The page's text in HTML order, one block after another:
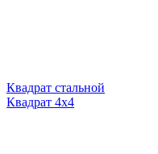
Квадрат стальной
Квадрат 4х4